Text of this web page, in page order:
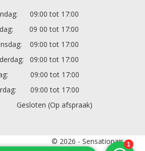
09:00 tot 17:00
09 00 tot 17:00
09:00 tot 17:00
09:00 tot 17:00
09:00 tot 17:00
09:00 tot 17:00
Gesloten (Op afspraak)
© 2026 - Sensationair